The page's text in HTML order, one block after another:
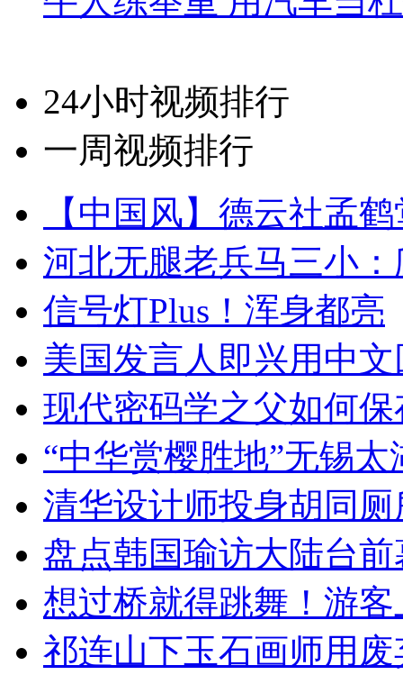
24小时视频排行
一周视频排行
【中国风】德云社孟
河北无腿老兵马三小
信号灯Plus！浑身都亮
美国发言人即兴用中
现代密码学之父如何
“中华赏樱胜地”无锡
清华设计师投身胡同
盘点韩国瑜访大陆台
想过桥就得跳舞！游客
祁连山下玉石画师用